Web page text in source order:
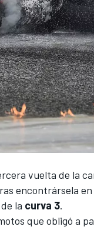
vuelta de la
encontrársela
la curva 3.
que obligó a